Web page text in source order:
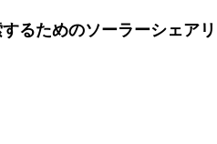
るためのソーラーシェア